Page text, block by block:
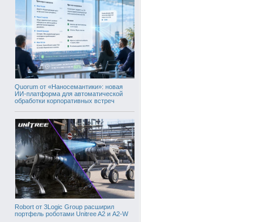
Quorum от «Наносемантики»: новая
ИИ-платформа для автоматической
обработки корпоративных встреч
Robort от 3Logic Group расширил
портфель роботами Unitree A2 и A2-W